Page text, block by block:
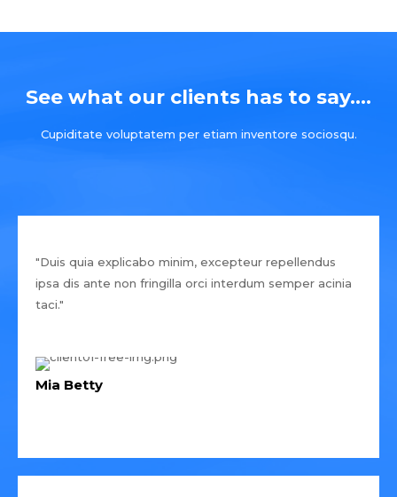
See what our clients has to say....
Cupiditate voluptatem per etiam inventore sociosqu.
"Duis quia explicabo minim, excepteur repellendus
ipsa dis ante non fringilla orci interdum semper acinia
taci."
Mia Betty